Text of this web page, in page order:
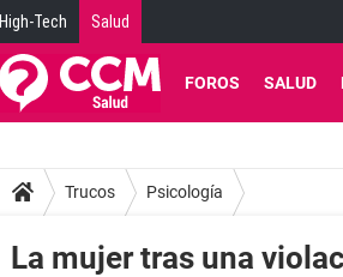
High-Tech Salud
FOROS SALUD
Trucos Psicología
La mujer tras una